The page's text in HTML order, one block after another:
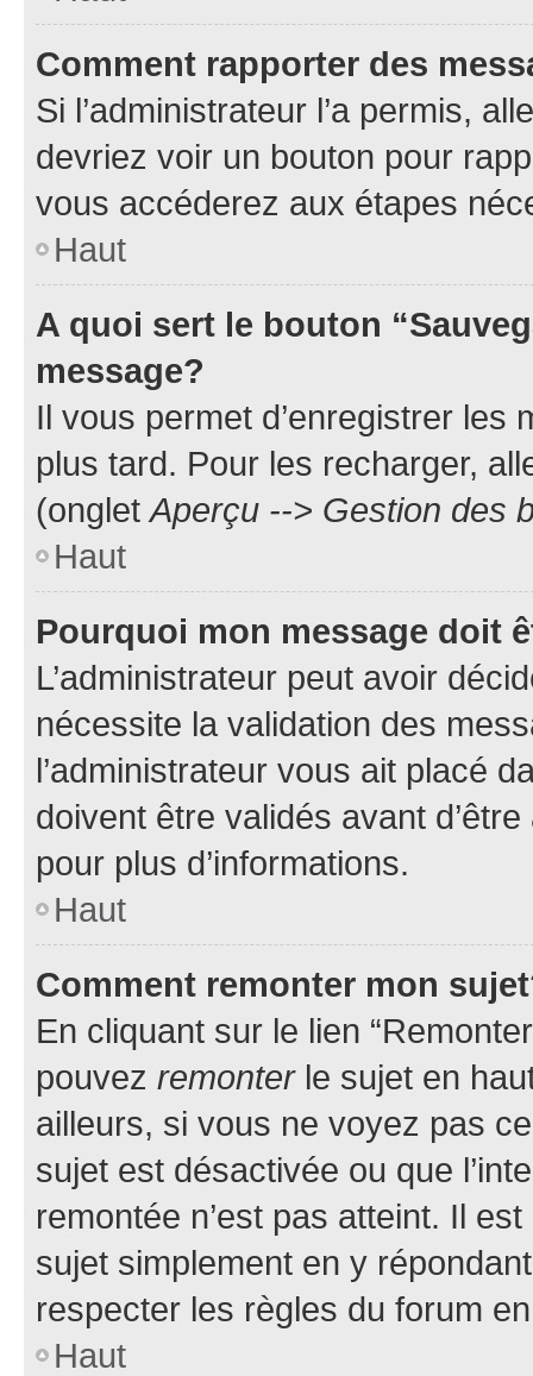
Comment rapporter des
Si l’administrateur l’a permis,
devriez voir un bouton pour
vous accéderez aux étapes
Haut
A quoi sert le bouton
message?
Il vous permet d’enregistrer
plus tard. Pour les recharger,
(ongletAperçu --> Gestion des
Haut
Pourquoi mon message doit
L’administrateur peut avoir
nécessite la validation des
l’administrateur vous ait placé
doivent être validés avant
pour plus d’informations.
Haut
Comment remonter mon
En cliquant sur le lien
pouvez remonterle sujet en
ailleurs, si vous ne voyez pas
sujet est désactivée ou que
remontée n’est pas atteint. Il
sujet simplement en y
respecter les règles du forum
Haut